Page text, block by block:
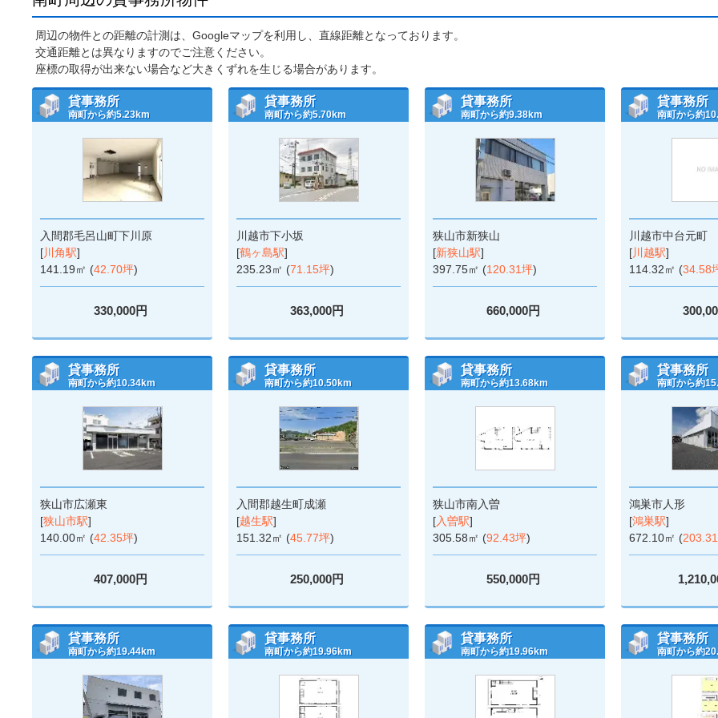
周辺の物件との距離の計測は、Googleマップを利用し、直線距離となっております。
交通距離とは異なりますのでご注意ください。
座標の取得が出来ない場合など大きくずれを生じる場合があります。
貸事務所
南町から約5.23km
入間郡毛呂山町下川原
[川角駅]
141.19㎡ (42.70坪)
330,000円
貸事務所
南町から約5.70km
川越市下小坂
[鶴ヶ島駅]
235.23㎡ (71.15坪)
363,000円
貸事務所
南町から約9.38km
狭山市新狭山
[新狭山駅]
397.75㎡ (120.31坪)
660,000円
貸事務所
南町から約
川越市中台元町
[川越駅]
114.32㎡ (34.58
貸事務所
南町から約10.34km
狭山市広瀬東
[狭山市駅]
140.00㎡ (42.35坪)
407,000円
貸事務所
南町から約10.50km
入間郡越生町成瀬
[越生駅]
151.32㎡ (45.77坪)
250,000円
貸事務所
南町から約13.68km
狭山市南入曽
[入曽駅]
305.58㎡ (92.43坪)
550,000円
貸事務所
南町から約
鴻巣市人形
[鴻巣駅]
672.10㎡ (
貸事務所
南町から約19.44km
貸事務所
南町から約19.96km
貸事務所
南町から約19.96km
貸事務所
南町から約